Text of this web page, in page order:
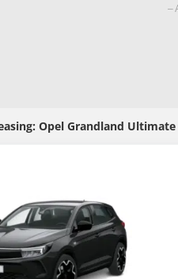
Opel Grandland